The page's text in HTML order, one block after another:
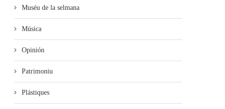
Muséu de la selmana
Música
Opinión
Patrimoniu
Plástiques